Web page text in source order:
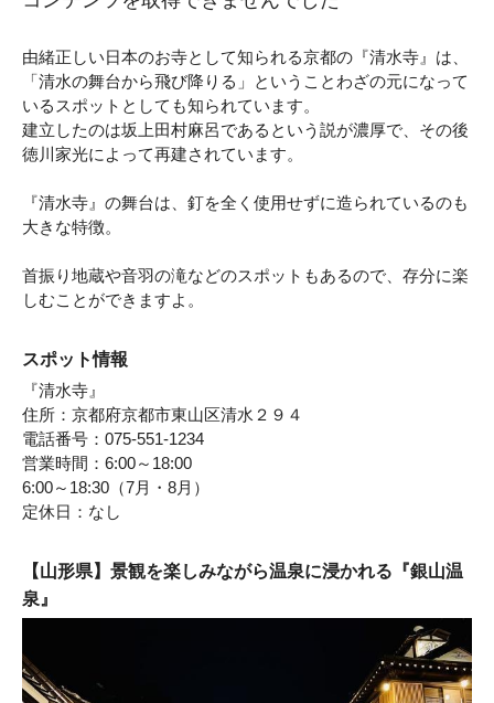
由緒正しい日本のお寺として知られる京都の『清水寺』は、
「清水の舞台から飛び降りる」ということわざの元になって
いるスポットとしても知られています。
建立したのは坂上田村麻呂であるという説が濃厚で、その後
徳川家光によって再建されています。
『清水寺』の舞台は、釘を全く使用せずに造られているのも
大きな特徴。
首振り地蔵や音羽の滝などのスポットもあるので、存分に楽
しむことができますよ。
スポット情報
『清水寺』
住所：京都府京都市東山区清水２９４
電話番号：075-551-1234
営業時間：6:00～18:00
6:00～18:30（7月・8月）
定休日：なし
【山形県】景観を楽しみながら温泉に浸かれる『銀山温
泉』